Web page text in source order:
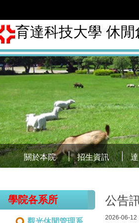
育達科技大學 休
關於本院 招生資訊
學院各系所 公告
2026-06-12